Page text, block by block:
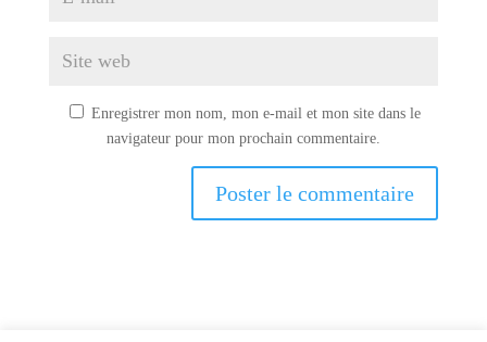
Enregistrer mon nom, mon e-mail et mon site dans le
navigateur pour mon prochain commentaire.